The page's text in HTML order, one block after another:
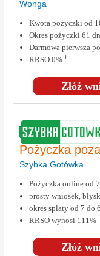
Wonga
Złóż
Kwota pożyczki od
Okres pożyczki 61
Darmowa pierwsza
RRSO 0% 1
Pożyczka
Szybka Gotówka
Złóż
Pożyczka online od
prosty wniosek,
okres spłaty od 7 do
RRSO wynosi 111%